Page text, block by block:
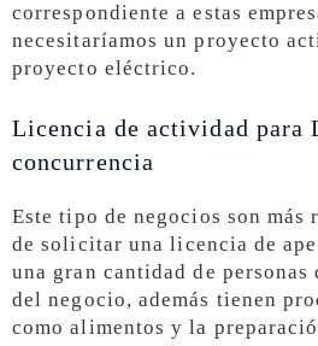
correspondiente a estas
necesitaríamos un proyecto
proyecto eléctrico.
Licencia de actividad para
concurrencia
Este tipo de negocios son
de solicitar una licencia de
una gran cantidad de personas
del negocio, además tienen
como alimentos y la